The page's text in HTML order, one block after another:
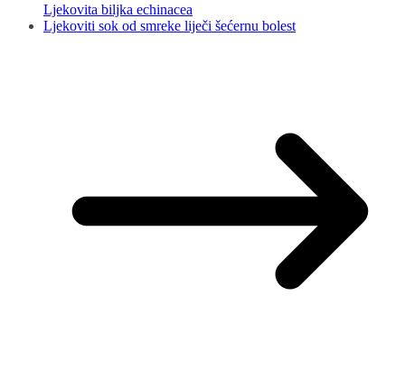
Ljekovita biljka echinacea
Ljekoviti sok od smreke liječi šećernu bolest